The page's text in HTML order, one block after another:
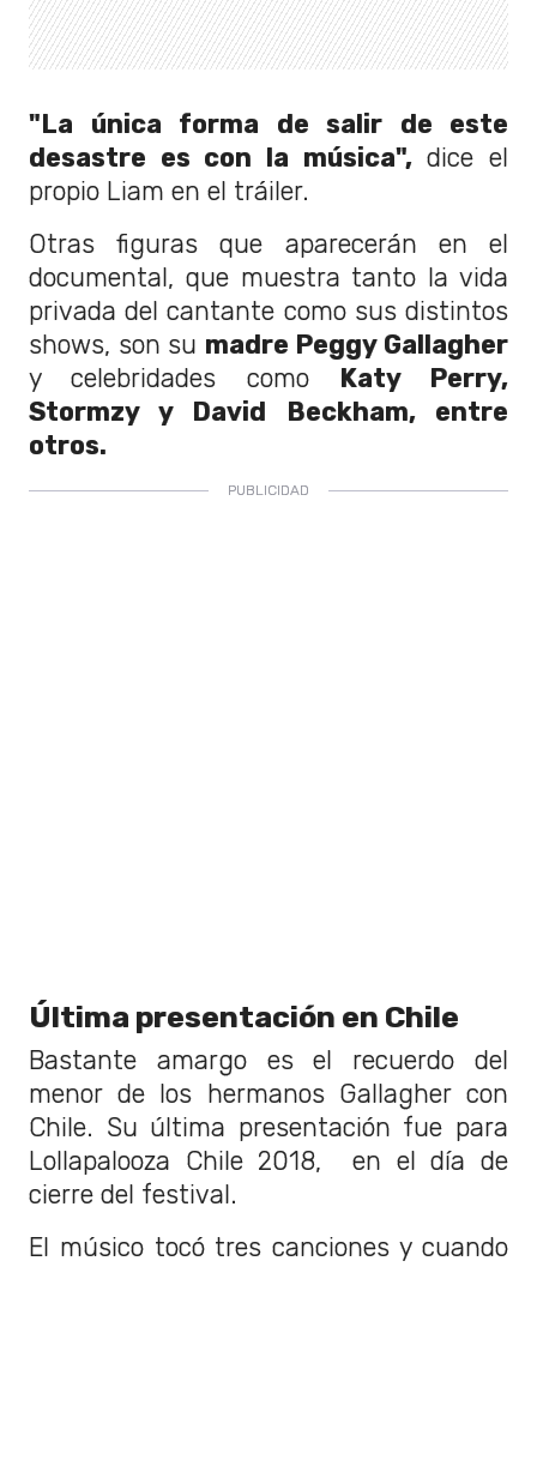
"La única forma de salir de este
desastre es con la música",dice el
propio Liam en el tráiler.
Otras figuras que aparecerán en el
documental, que muestra tanto la vida
privada del cantante como sus distintos
shows, son su madre Peggy Gallagher
y celebridades como Katy Perry,
Stormzy y David Beckham, entre
otros.
Última presentación en Chile
Bastante amargo es el recuerdo del
menor de los hermanos Gallagher con
Chile. Su última presentación fue para
Lollapalooza Chile 2018, en el día de
cierre del festival.
El músico tocó tres canciones y cuando